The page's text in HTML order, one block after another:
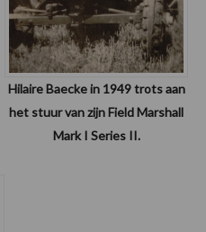
Hilaire Baecke in 1949 trots aan
het stuur van zijn Field Marshall
Mark I Series II.